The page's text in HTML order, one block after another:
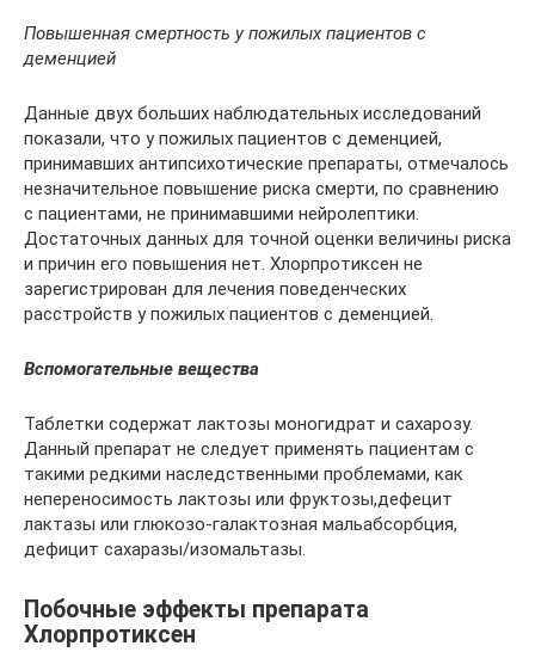
Повышенная смертность у пожилых пациентов с
деменцией
Данные двух больших наблюдательных исследований
показали, что у пожилых пациентов с деменцией,
принимавших антипсихотические препараты, отмечалось
незначительное повышение риска смерти, по сравнению
с пациентами, не принимавшими нейролептики.
Достаточных данных для точной оценки величины риска
и причин его повышения нет. Хлорпротиксен не
зарегистрирован для лечения поведенческих
расстройств у пожилых пациентов с деменцией.
Вспомогательные вещества
Таблетки содержат лактозы моногидрат и сахарозу.
Данный препарат не следует применять пациентам с
такими редкими наследственными проблемами, как
непереносимость лактозы или фруктозы,дефецит
лактазы или глюкозо-галактозная мальабсорбция,
дефицит сахаразы/изомальтазы.
Побочные эффекты препарата
Хлорпротиксен